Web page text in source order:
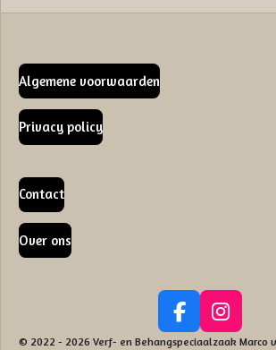
Algemene voorwaarden
Privacy policy
Contact
Over ons
F
a
I
n
© 2022 - 2026 Verf- en Behangspeciaalzaak Marco